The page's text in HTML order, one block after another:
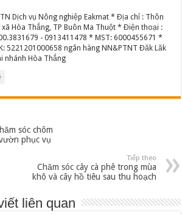
Dịch vụ Nông nghiệp Eakmat * Địa chỉ : Thôn
xã Hòa Thắng, TP Buôn Ma Thuột * Điện thoại :
- 0913411478 * MST: 6000455671 *
5221201000658 ngân hàng NN&PTNT Đăk Lăk
nhánh Hòa Thắng
sóc chôm
phục vụ
Tiếp theo
Chăm sóc cây cà phê trong mùa
khô và cây hồ tiêu sau thu hoạch
liên quan